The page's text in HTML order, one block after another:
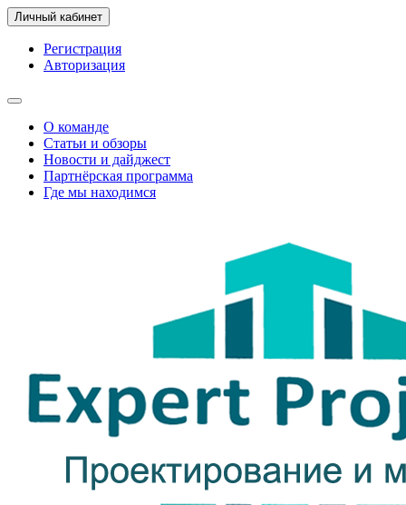
Личный кабинет
Регистрация
Авторизация
О команде
Статьи и обзоры
Новости и дайджест
Партнёрская программа
Где мы находимся